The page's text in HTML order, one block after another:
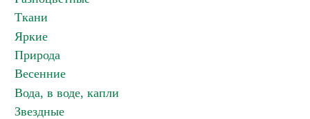
Ткани
Яркие
Природа
Весенние
Вода, в воде, капли
Звездные